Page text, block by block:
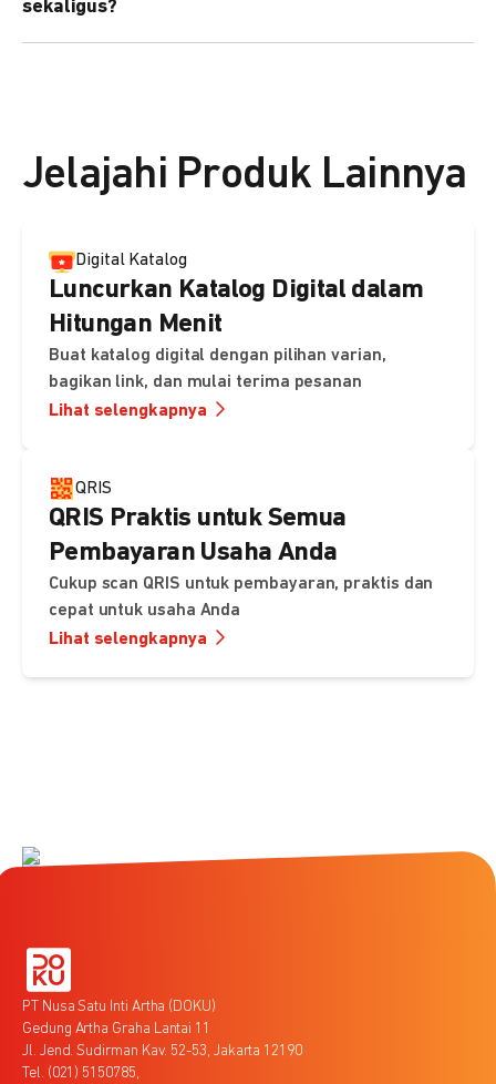
kebutuhan Anda.
sekaligus?
Jelajahi Produk Lainnya
Digital Katalog
Luncurkan Katalog Digital dalam
Hitungan Menit
Buat katalog digital dengan pilihan varian,
bagikan link, dan mulai terima pesanan
Lihat selengkapnya
QRIS
QRIS Praktis untuk Semua
Pembayaran Usaha Anda
Cukup scan QRIS untuk pembayaran, praktis dan
cepat untuk usaha Anda
Lihat selengkapnya
PT Nusa Satu Inti Artha (DOKU)
Gedung Artha Graha Lantai 11
Jl. Jend. Sudirman Kav. 52-53, Jakarta 12190
Tel. (021) 5150785,